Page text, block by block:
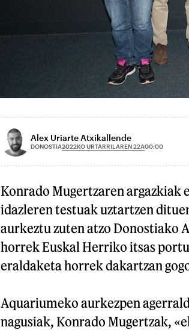
Alex Uriarte Atxikallende
DONOSTIA2022KO URTARRILAREN 22A00:00
Konrado Mugertzaren argazkiak
idazleren testuak uztartzen
aurkeztu zuten atzo Donostiako
horrek Euskal Herriko itsas
eraldaketa horrek dakartzan
Aquariumeko aurkezpen
nagusiak, Konrado Mugertzak,